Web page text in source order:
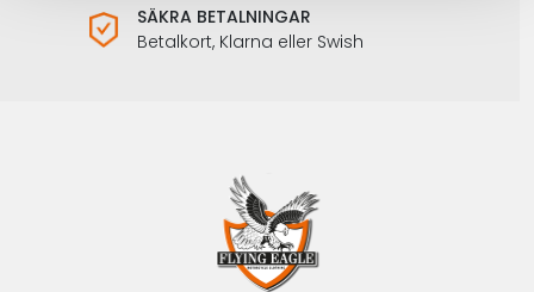
SÄKRA BETALNINGAR
Betalkort, Klarna eller Swish